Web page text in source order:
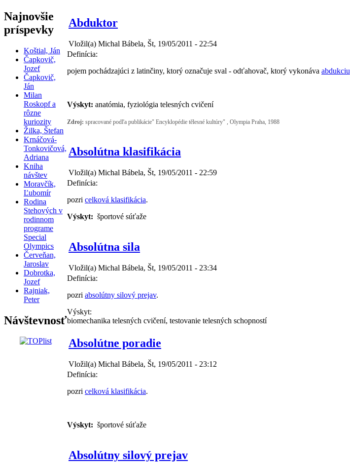
Najnovšie
príspevky
Koštial, Ján
Čapkovič,
Jozef
Čapkovič,
Ján
Milan
Roskopf a
rôzne
kuriozity
Žilka, Štefan
Krnáčová-
Tonkovičová,
Adriana
Kniha
návštev
Moravčík,
Ľubomír
Rodina
Stehových v
rodinnom
programe
Special
Olympics
Červeňan,
Jaroslav
Dobrotka,
Jozef
Rajniak,
Peter
Návštevnosť
Abduktor
Vložil(a) Michal Bábela, Št, 19/05/2011 - 22:54
Definícia:
pojem pochádzajúci z latinčiny, ktorý označuje sval - odťahovač, ktorý vykonáva abdukciu
Výskyt: anatómia, fyziológia telesných cvičení
Zdroj: spracované podľa publikácie" Encyklopédie tělesné kultúry" , Olympia Praha, 1988
Absolútna klasifikácia
Vložil(a) Michal Bábela, Št, 19/05/2011 - 22:59
Definícia:
pozri celková klasifikácia.
Výskyt: športové súťaže
Absolútna sila
Vložil(a) Michal Bábela, Št, 19/05/2011 - 23:34
Definícia:
pozri absolútny silový prejav.
Výskyt:
biomechanika telesných cvičení, testovanie telesných schopností
Absolútne poradie
Vložil(a) Michal Bábela, Št, 19/05/2011 - 23:12
Definícia:
pozri celková klasifikácia.
Výskyt: športové súťaže
Absolútny silový prejav